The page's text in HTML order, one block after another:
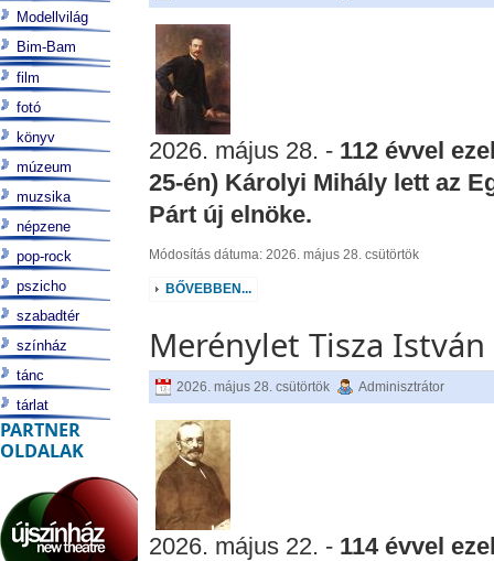
2026. május 28. - 112 évvel
25-én) Károlyi Mihály lett az
Párt új elnöke.
Módosítás dátuma: 2026. május 28. csütörtök
BŐVEBBEN...
Merénylet Tisza
2026. május 28. csütörtök Adminisztrátor
2026. május 22. - 114 évvel
Modellvilág
Bim-Bam
film
fotó
könyv
múzeum
muzsika
népzene
pop-rock
pszicho
szabadtér
színház
tánc
tárlat
PARTNER
OLDALAK